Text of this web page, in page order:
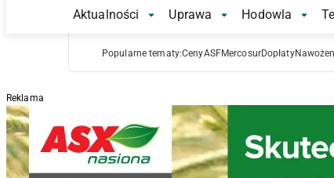
Aktualności Aktualności Submenu
Uprawa Uprawa
Hodowla
Popularne tematy:CenyASFMercosurDopłaty
Reklama